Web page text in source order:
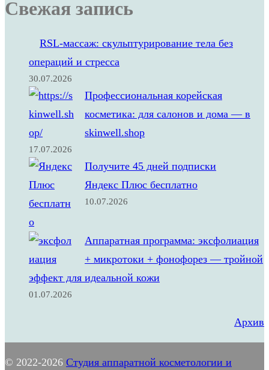
Свежая запись
RSL‑массаж: скульптурирование тела без
операций и стресса
30.07.2026
Профессиональная корейская
косметика: для салонов и дома — в
skinwell.shop
17.07.2026
Получите 45 дней подписки
Яндекс Плюс бесплатно
10.07.2026
Аппаратная программа: эксфолиация
+ микротоки + фонофорез — тройной
эффект для идеальной кожи
01.07.2026
Архив
© 2022-2026 Студия аппаратной косметологии и